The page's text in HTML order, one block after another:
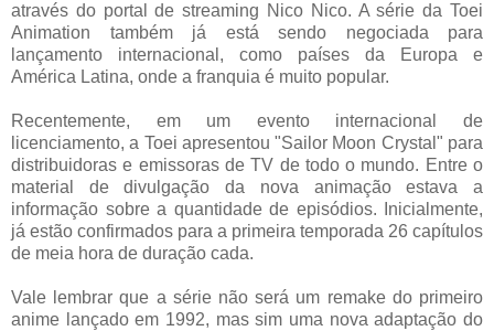
através do portal de streaming Nico Nico. A série da Toei
Animation também já está sendo negociada para
lançamento internacional, como países da Europa e
América Latina, onde a franquia é muito popular.
Recentemente, em um evento internacional de
licenciamento, a Toei apresentou "Sailor Moon Crystal" para
distribuidoras e emissoras de TV de todo o mundo. Entre o
material de divulgação da nova animação estava a
informação sobre a quantidade de episódios. Inicialmente,
já estão confirmados para a primeira temporada 26 capítulos
de meia hora de duração cada.
Vale lembrar que a série não será um remake do primeiro
anime lançado em 1992, mas sim uma nova adaptação do